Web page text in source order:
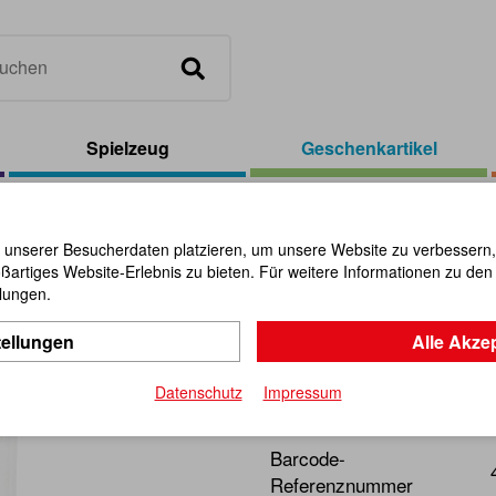
Spielzeug Geschenkartikel
Artikel-Nr.:100017
Preisgünstiges
Barcode-
Referenznummer
Besucherdaten platzieren, um unsere Website zu
Website-Erlebnis zu bieten. Für weitere Informationen zu
Alle
Datenschutz Impressum